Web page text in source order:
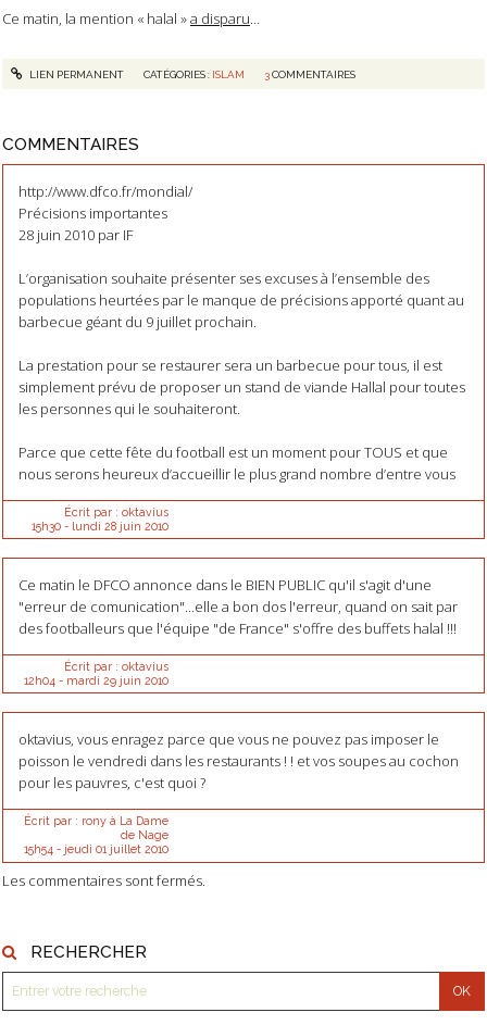
RECHERCHER
Ce matin, la mention « halal »a disparu…
LIEN PERMANENT CATÉGORIES : ISLAM 3COMMENTAIRES
COMMENTAIRES
http://www.dfco.fr/mondial/
Précisions importantes
28 juin 2010 par IF
L’organisation souhaite présenter ses excuses à l’ensemble des
populations heurtées par le manque de précisions apporté quant au
barbecue géant du 9 juillet prochain.
La prestation pour se restaurer sera un barbecue pour tous, il est
simplement prévu de proposer un stand de viande Hallal pour toutes
les personnes qui le souhaiteront.
Parce que cette fête du football est un moment pour TOUS et que
nous serons heureux d’accueillir le plus grand nombre d’entre vous
Écrit par : oktavius
15h30- lundi 28 juin 2010
Ce matin le DFCO annonce dans le BIEN PUBLIC qu'il s'agit d'une
"erreur de comunication"...elle a bon dos l'erreur, quand on sait par
des footballeurs que l'équipe "de France" s'offre des buffets halal !!!
Écrit par : oktavius
12h04- mardi 29 juin 2010
oktavius, vous enragez parce que vous ne pouvez pas imposer le
poisson le vendredi dans les restaurants ! ! et vos soupes au cochon
pour les pauvres, c'est quoi ?
Écrit par : rony à La Dame
de Nage
15h54- jeudi 01 juillet 2010
Les commentaires sont fermés.